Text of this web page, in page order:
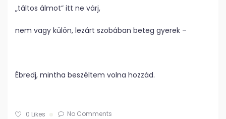
„táltos álmot” itt ne várj,
nem vagy külön, lezárt szobában beteg gyerek –
Ébredj, mintha beszéltem volna hozzád.
0 Likes No Comments